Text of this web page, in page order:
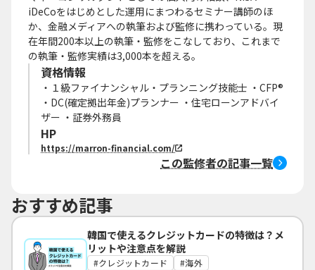
iDeCoをはじめとした運用にまつわるセミナー講師のほ
か、金融メディアへの執筆および監修に携わっている。現
在年間200本以上の執筆・監修をこなしており、これまで
の執筆・監修実績は3,000本を超える。
資格情報
・１級ファイナンシャル・プランニング技能士 ・CFP®
・DC(確定拠出年金)プランナー ・住宅ローンアドバイ
ザー ・証券外務員
HP
https://marron-financial.com/
この監修者の記事一覧
おすすめ記事
韓国で使えるクレジットカードの特徴は？メ
リットや注意点を解説
クレジットカード
海外